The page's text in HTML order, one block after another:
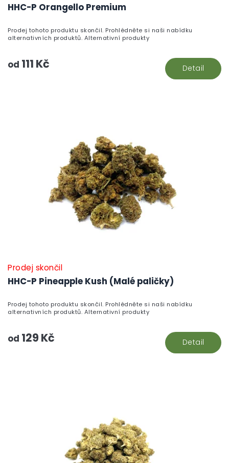
HHC-P Orangello Premium
od 111 Kč Detail
Prodej tohoto produktu skončil. Prohlédněte si naši nabídku
alternativních produktů. Alternativní produkty
HHC-P Pineapple Kush (Malé paličky)
Prodej skončil
od 129 Kč Detail
Prodej tohoto produktu skončil. Prohlédněte si naši nabídku
alternativních produktů. Alternativní produkty